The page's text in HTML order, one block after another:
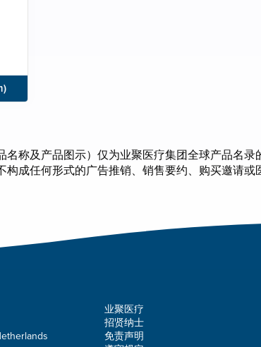
称及产品图示）仅为业聚医疗集团全球产品名
成任何形式的广告推销、销售要约、购买邀请或
业聚医疗
招贤纳士
免责声明